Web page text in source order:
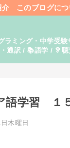
介 このブログに
ラミング・中学受
通訳 / 📚語学 / 🦻
語学習 １
木曜日